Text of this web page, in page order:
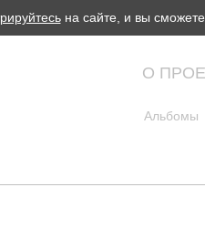
на сайте, и вы сможете
О
Альбомы